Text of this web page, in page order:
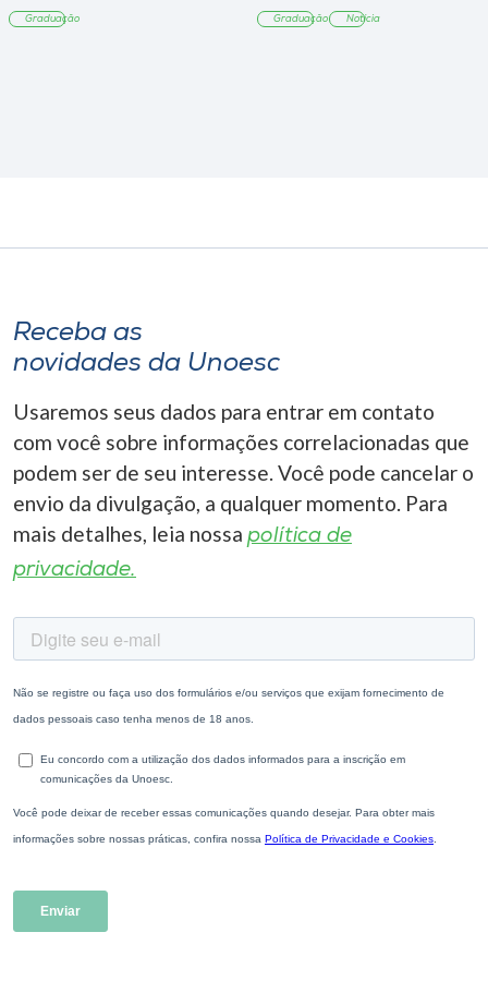
Graduação Graduação Notícia
Receba as
novidades da Unoesc
Usaremos seus dados para entrar em contato
com você sobre informações correlacionadas que
podem ser de seu interesse. Você pode cancelar o
envio da divulgação, a qualquer momento. Para
mais detalhes, leia nossa política de
privacidade.